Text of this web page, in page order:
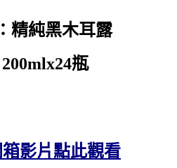
精純黑木耳露
瓶
影片點此觀看